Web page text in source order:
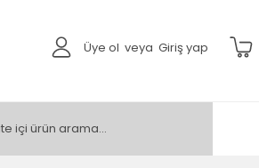
Üye ol veya Giriş yap